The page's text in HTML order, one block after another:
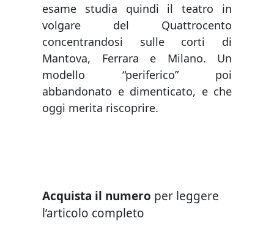
esame studia quindi il teatro in
volgare del Quattrocento
concentrandosi sulle corti di
Mantova, Ferrara e Milano. Un
modello “periferico” poi
abbandonato e dimenticato, e che
oggi merita riscoprire.
Acquista il numero per leggere
l’articolo completo